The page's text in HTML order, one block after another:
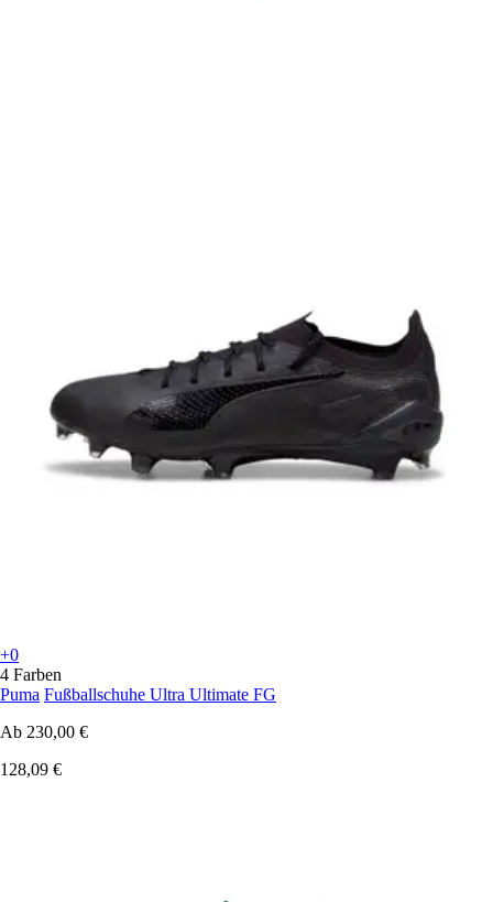
+0
4 Farben
Puma Fußballschuhe Ultra Ultimate FG
Ab 230,00 €
128,09 €